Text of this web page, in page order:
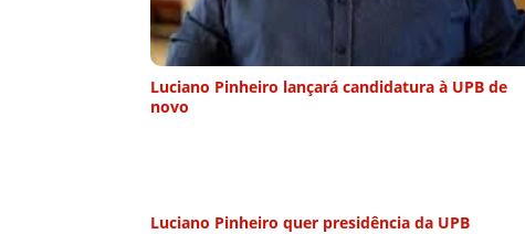
Luciano Pinheiro lançará candidatura à UPB de
novo
Luciano Pinheiro quer presidência da UPB